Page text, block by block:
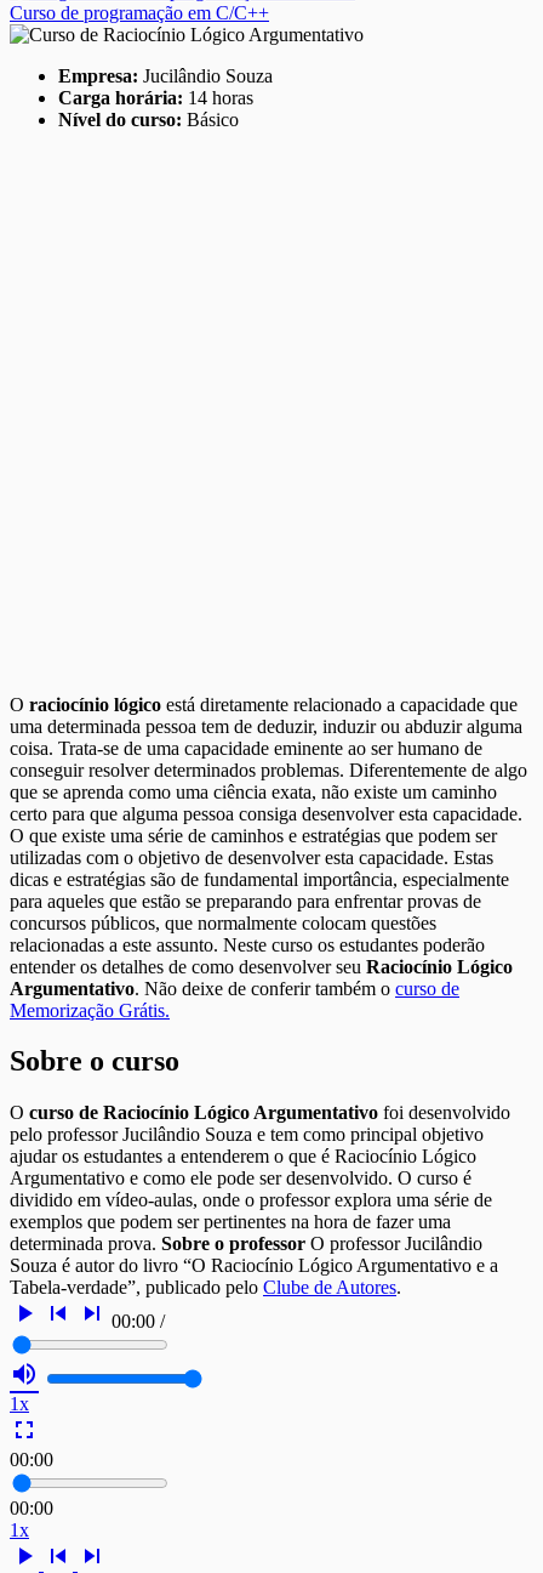
Curso de programação em C/C++
Empresa: Jucilândio Souza
Carga horária: 14 horas
Nível do curso: Básico
O raciocínio lógico está diretamente relacionado a capacidade que
uma determinada pessoa tem de deduzir, induzir ou abduzir alguma
coisa. Trata-se de uma capacidade eminente ao ser humano de
conseguir resolver determinados problemas. Diferentemente de algo
que se aprenda como uma ciência exata, não existe um caminho
certo para que alguma pessoa consiga desenvolver esta capacidade.
O que existe uma série de caminhos e estratégias que podem ser
utilizadas com o objetivo de desenvolver esta capacidade. Estas
dicas e estratégias são de fundamental importância, especialmente
para aqueles que estão se preparando para enfrentar provas de
concursos públicos, que normalmente colocam questões
relacionadas a este assunto. Neste curso os estudantes poderão
entender os detalhes de como desenvolver seu Raciocínio Lógico
Argumentativo. Não deixe de conferir também o curso de
Memorização Grátis.
Sobre o curso
O curso de Raciocínio Lógico Argumentativo foi desenvolvido
pelo professor Jucilândio Souza e tem como principal objetivo
ajudar os estudantes a entenderem o que é Raciocínio Lógico
Argumentativo e como ele pode ser desenvolvido. O curso é
dividido em vídeo-aulas, onde o professor explora uma série de
exemplos que podem ser pertinentes na hora de fazer uma
determinada prova. Sobre o professor O professor Jucilândio
Souza é autor do livro “O Raciocínio Lógico Argumentativo e a
Tabela-verdade”, publicado pelo Clube de Autores.
play_arrow skip_previous skip_next 00:00 /
volume_up
1x
fullscreen
00:00
00:00
1x
play_arrow skip_previous
skip_next